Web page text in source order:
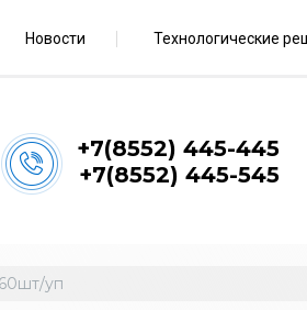
Новости Технологические
+7(8552) 445-445
+7(8552) 445-545
уп